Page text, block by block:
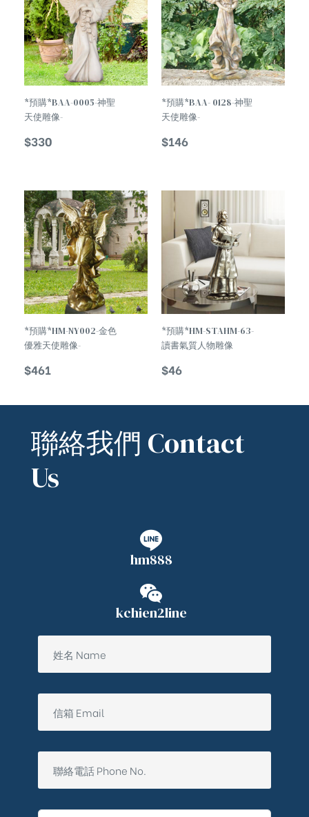
*預購*BAA-0005-神聖
天使雕像-
Angel Statue
$330
*預購*BAA- 0128-神聖
天使雕像-
Angel Statue
$146
*預購*HM-NY002-金色
優雅天使雕像-
Holy Angel Statue
$461
*預購*HM-STAHM-63-
讀書氣質人物雕像
Deader Woman
$46
聯絡我們 Contact
Us
hm888
kchien2line